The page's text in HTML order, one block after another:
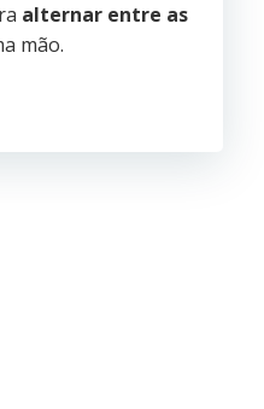
alternar entre as
mão.